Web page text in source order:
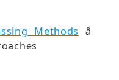
Methods â